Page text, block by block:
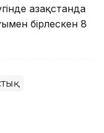
Қазақстанда
бірлескен 8